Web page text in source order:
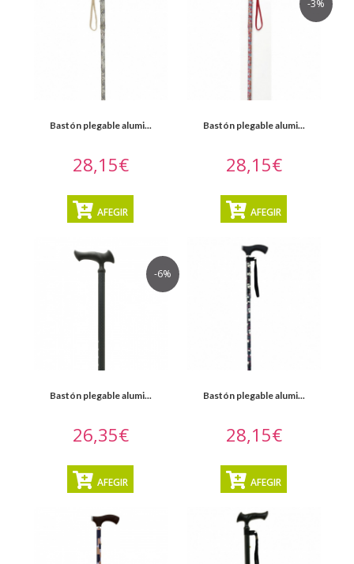
Bastón plegable alumi...
28,15€
AFEGIR
-3%
Bastón plegable alumi...
28,15€
AFEGIR
-6%
Bastón plegable alumi...
26,35€
AFEGIR
Bastón plegable alumi...
28,15€
AFEGIR